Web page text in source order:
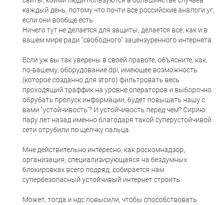
каждый день, потому что почти все российские аналоги уг,
если они вообще есть.
Ничего тут не делается для защиты, делается всё, как и в
вашем мире ради "свободного" зацензуренного интернета.
Если уж вы так уверены в своей правоте, объясните, как,
по-вашему, оборудование dpi, имеющее возможность
(которое созданно для этого) фильтровать весь
проходящий траффик на уровне операторов и выборочно
обрубать пропуск информации, будет повышать нашу с
вами "устойчивость"? И устойчивость перед чем? Сирию
пару лет назад именно благодаря такой суперустойчивой
сети отрубили по щелчку пальца.
Мне действительно интересно, как роскомнадзор,
организация, специализирующаяся на бездумных
блокировках всего подряд, собирается нам
супербезопасный устойчивый интернет строить.
Может, тогда и ндс повысили, чтобы способствовать